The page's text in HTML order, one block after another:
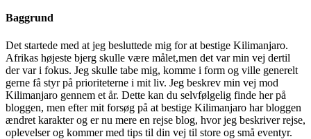
Baggrund
Det startede med at jeg besluttede mig for at bestige Kilimanjaro.
Afrikas højeste bjerg skulle være målet,men det var min vej dertil
der var i fokus. Jeg skulle tabe mig, komme i form og ville generelt
gerne få styr på prioriteterne i mit liv. Jeg beskrev min vej mod
Kilimanjaro gennem et år. Dette kan du selvfølgelig finde her på
bloggen, men efter mit forsøg på at bestige Kilimanjaro har bloggen
ændret karakter og er nu mere en rejse blog, hvor jeg beskriver rejse,
oplevelser og kommer med tips til din vej til store og små eventyr.